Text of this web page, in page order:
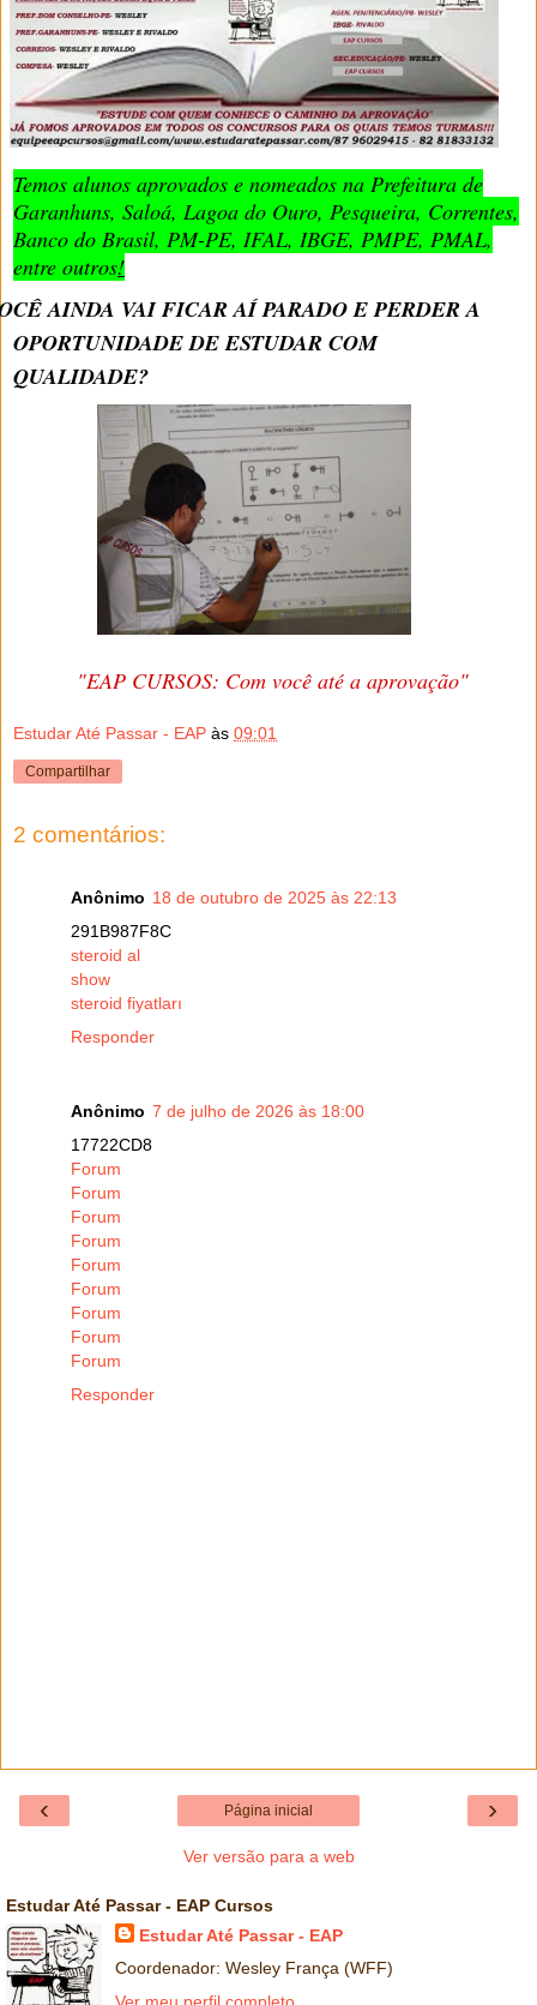
Temos alunos aprovados e nomeados na Prefeitura de
Garanhuns, Saloá, Lagoa do Ouro, Pesqueira, Correntes,
Banco do Brasil, PM-PE, IFAL, IBGE, PMPE, PMAL,
entre outros!
AINDA VAI FICAR AÍ PARADO E PERDER A
OPORTUNIDADE DE ESTUDAR COM
QUALIDADE?
"EAP CURSOS: Com você até a aprovação"
Estudar Até Passar - EAP às 09:01
Compartilhar
2 comentários:
Anônimo 18 de outubro de 2025 às 22:13
291B987F8C
steroid al
show
steroid fiyatları
Responder
Anônimo 7 de julho de 2026 às 18:00
17722CD8
Forum
Forum
Forum
Forum
Forum
Forum
Forum
Forum
Forum
Responder
‹ ›
Página inicial
Ver versão para a web
Estudar Até Passar - EAP Cursos
Estudar Até Passar - EAP
Coordenador: Wesley França (WFF)
Ver meu perfil completo